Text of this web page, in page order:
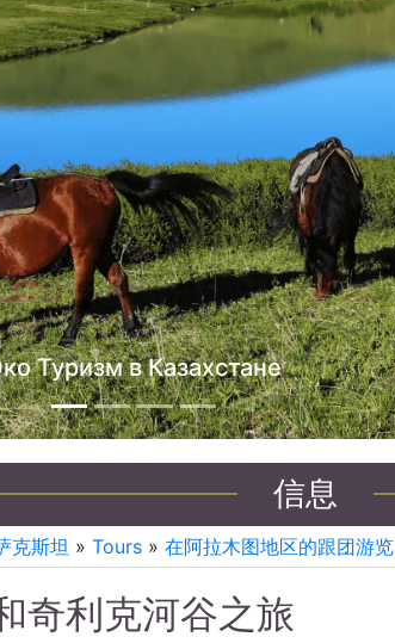
哈萨克斯坦吉普车之旅
信息
克斯坦 » Tours » 在阿拉木图地区的跟团游览
奇利克河谷之旅